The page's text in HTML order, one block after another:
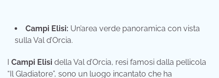
Campi Elisi: Un’area verde panoramica con vista
sulla Val d’Orcia.
Campi Elisi della Val d’Orcia, resi famosi dalla pellicola
“Il Gladiatore”, sono un luogo incantato che ha